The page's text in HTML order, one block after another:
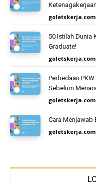
goletskerja.com
50 Istilah Dunia
Graduate!
goletskerja.com
Perbedaan
Sebelum
goletskerja.com
Cara Menjawab
goletskerja.com